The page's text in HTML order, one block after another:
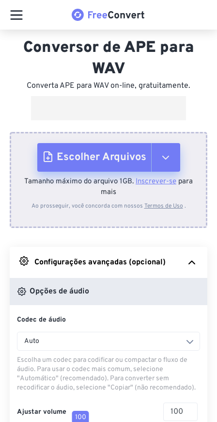
Conversor de APE para
WAV
Converta APE para WAV on-line, gratuitamente.
Escolher Arquivos
Do dispositivo
Do Google Drive
Do OneDrive
Tamanho máximo do arquivo 1GB. Inscrever-se para
mais
Ao prosseguir, você concorda com nossos Termos de Uso .
Configurações avançadas (opcional)
Opções de áudio
Codec de áudio
Auto
Escolha um codec para codificar ou compactar o fluxo de
áudio. Para usar o codec mais comum, selecione
"Automático" (recomendado). Para converter sem
recodificar o áudio, selecione "Copiar" (não recomendado).
Ajustar volume
100